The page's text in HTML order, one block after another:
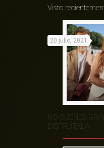
Visto
20 julio, 2021
NO SUEÑES
DISFRÚTALA